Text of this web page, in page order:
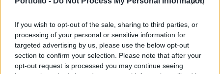
If you wish to opt-out of the sale, sharing to third parties, or
processing of your personal or sensitive information for
targeted advertising by us, please use the below opt-out
section to confirm your selection. Please note that after your
opt-out request is processed you may continue seeing
Két sztoriFolytatódik a radikális, establishmenten kívüli
erők előretörése, miután a választópolgárok a politikai
elittől nem kapják meg a problémaikra (pénzügyi válság,
munkanélküliség, migráció, globalizáció stb.) azokat a